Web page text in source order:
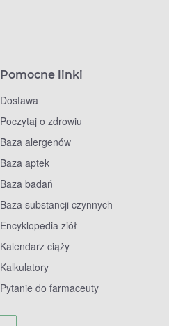
Pomocne linki
Dostawa
Poczytaj o zdrowiu
Baza alergenów
Baza aptek
Baza badań
Baza substancji czynnych
Encyklopedia ziół
Kalendarz ciąży
Kalkulatory
Pytanie do farmaceuty